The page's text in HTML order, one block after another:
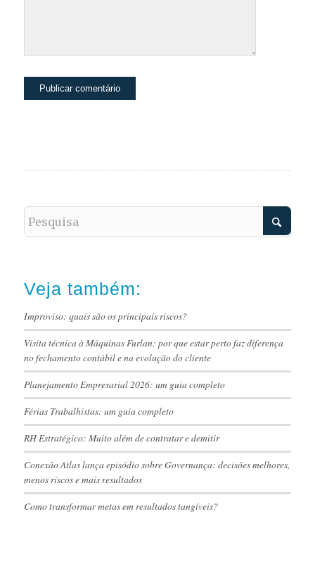
Veja também:
Improviso: quais são os principais riscos?
Visita técnica à Máquinas Furlan: por que estar perto faz diferença
no fechamento contábil e na evolução do cliente
Planejamento Empresarial 2026: um guia completo
Férias Trabalhistas: um guia completo
RH Estratégico: Muito além de contratar e demitir
Conexão Atlas lança episódio sobre Governança: decisões melhores,
menos riscos e mais resultados
Como transformar metas em resultados tangíveis?